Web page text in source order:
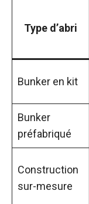
Type d’abri
Bunker en kit
Bunker
préfabriqué
Construction
sur-mesure